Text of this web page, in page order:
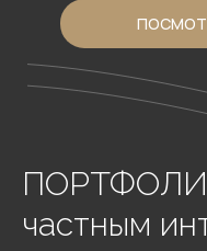
частным